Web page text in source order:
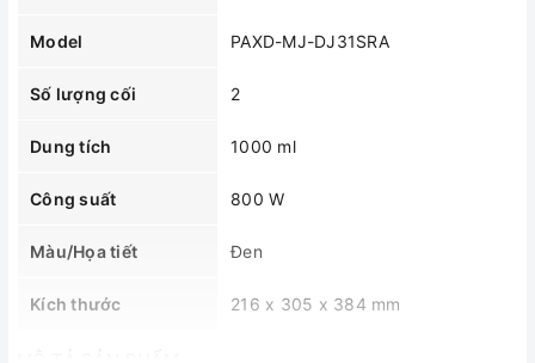
Model PAXD-MJ-DJ31SRA
Số lượng cối 2
Dung tích 1000 ml
Công suất 800 W
Màu/Họa tiết Đen
Kích thước 216 x 305 x 384 mm